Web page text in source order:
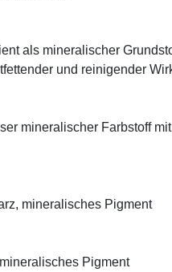
als mineralischer
und reinigender
mineralischer Farbstoff
mineralisches Pigment
Pigment